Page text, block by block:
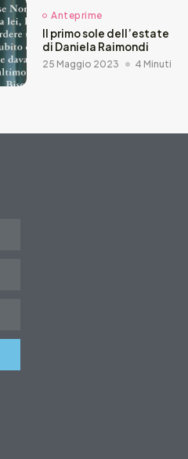
Anteprime
Il primo sole dell’estate
di Daniela Raimondi
25 Maggio 2023 4 Minuti